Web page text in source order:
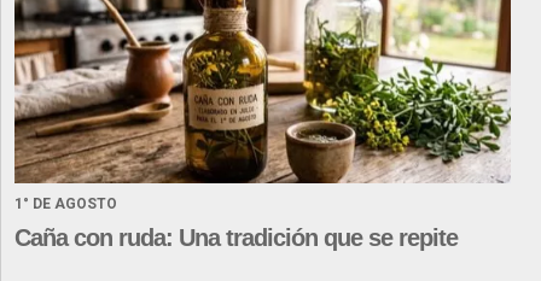
1° DE AGOSTO
Caña con ruda: Una tradición que se repite